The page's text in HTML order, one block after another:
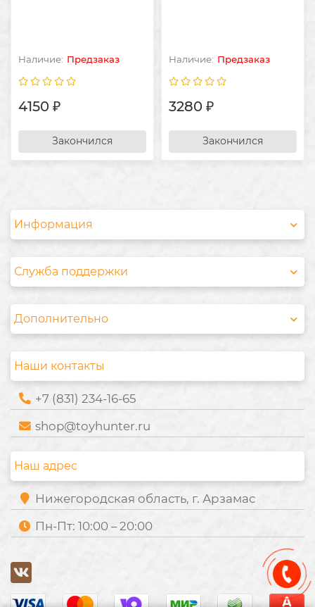
Предзаказ
4150 ₽
Закончился
Предзаказ
3280 ₽
Закончился
Информация
Служба поддержки
Дополнительно
Наши контакты
+7 (831) 234-16-65
shop@toyhunter.ru
Наш адрес
Нижегородская область, г. Арзамас
Пн-Пт: 10:00 – 20:00